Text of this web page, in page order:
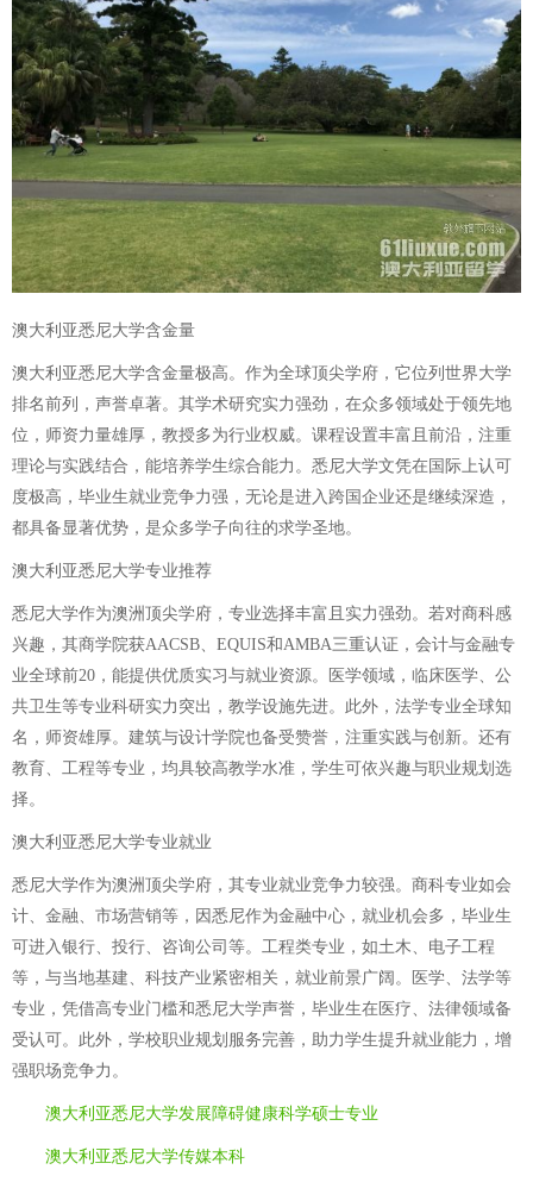
澳大利亚悉尼大学含金量
澳大利亚悉尼大学含金量极高。作为全球顶尖学府，它位列世界大学
排名前列，声誉卓著。其学术研究实力强劲，在众多领域处于领先地
位，师资力量雄厚，教授多为行业权威。课程设置丰富且前沿，注重
理论与实践结合，能培养学生综合能力。悉尼大学文凭在国际上认可
度极高，毕业生就业竞争力强，无论是进入跨国企业还是继续深造，
都具备显著优势，是众多学子向往的求学圣地。
澳大利亚悉尼大学专业推荐
悉尼大学作为澳洲顶尖学府，专业选择丰富且实力强劲。若对商科感
兴趣，其商学院获AACSB、EQUIS和AMBA三重认证，会计与金融专
业全球前20，能提供优质实习与就业资源。医学领域，临床医学、公
共卫生等专业科研实力突出，教学设施先进。此外，法学专业全球知
名，师资雄厚。建筑与设计学院也备受赞誉，注重实践与创新。还有
教育、工程等专业，均具较高教学水准，学生可依兴趣与职业规划选
择。
澳大利亚悉尼大学专业就业
悉尼大学作为澳洲顶尖学府，其专业就业竞争力较强。商科专业如会
计、金融、市场营销等，因悉尼作为金融中心，就业机会多，毕业生
可进入银行、投行、咨询公司等。工程类专业，如土木、电子工程
等，与当地基建、科技产业紧密相关，就业前景广阔。医学、法学等
专业，凭借高专业门槛和悉尼大学声誉，毕业生在医疗、法律领域备
受认可。此外，学校职业规划服务完善，助力学生提升就业能力，增
强职场竞争力。
澳大利亚悉尼大学发展障碍健康科学硕士专业
澳大利亚悉尼大学传媒本科